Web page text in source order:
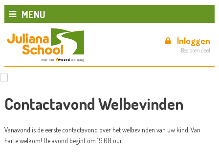
MENU
Inloggen
Besloten deel
Contactavond Welbevinden
Vanavond is de eerste contactavond over het welbevinden van uw kind. Van
harte welkom! De avond begint om 19.00 uur.